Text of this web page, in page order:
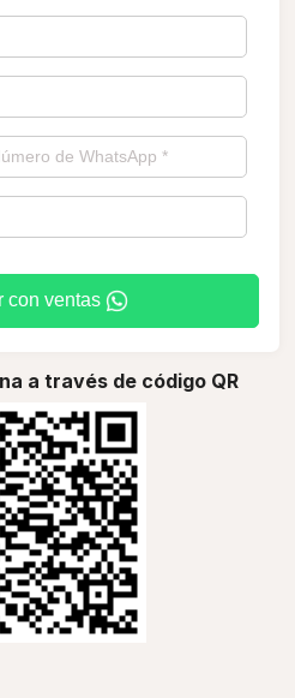
con ventas
a través de código QR